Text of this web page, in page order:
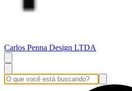
Carlos Penna Design LTDA